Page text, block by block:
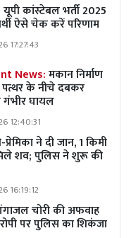
कांस्टेबल भर्ती 2025
ऐसे चेक करें परिणाम
17:27:43
News:मकान निर्माण
पत्थर के नीचे दबकर
गंभीर घायल
12:40:31
ने दी जान, 1 किमी
शव; पुलिस ने शुरू की
16:19:12
चोरी की अफवाह
पर पुलिस का शिकंजा